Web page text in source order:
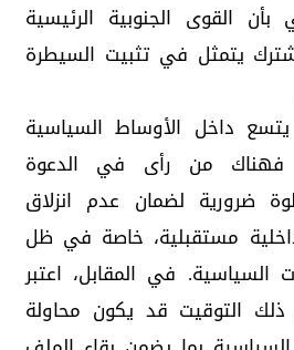
بأن القوى الجنوبية الرئيسية
يتمثل في تثبيت السيطرة
داخل الأوساط السياسية
فهناك من رأى في الدعوة
ضرورية لضمان عدم انزلاق
مستقبلية، خاصة في ظل
السياسية. في المقابل، اعتبر
التوقيت قد يكون محاولة